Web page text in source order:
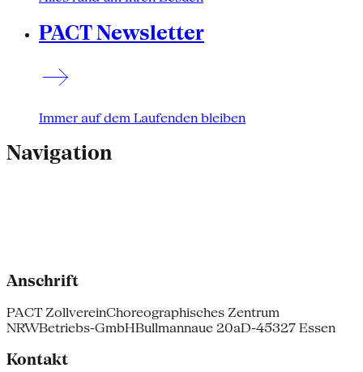
PACT Newsletter
Immer auf dem Laufenden bleiben
Navigation
Anschrift
PACT ZollvereinChoreographisches Zentrum
NRWBetriebs-GmbHBullmannaue 20aD-45327 Essen
Kontakt